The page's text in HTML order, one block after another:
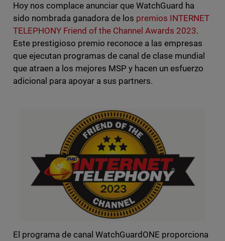
Hoy nos complace anunciar que WatchGuard ha
sido nombrada ganadora de los premios INTERNET
TELEPHONY Friend of the Channel Awards 2023.
Este prestigioso premio reconoce a las empresas
que ejecutan programas de canal de clase mundial
que atraen a los mejores MSP y hacen un esfuerzo
adicional para apoyar a sus partners.
El programa de canal WatchGuardONE proporciona